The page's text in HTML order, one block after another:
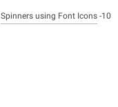
10-
Spinners using Font Icons